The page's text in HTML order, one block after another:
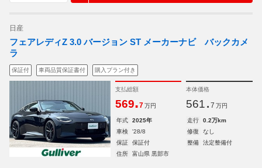
日産
フェアレディZ 3.0 バージョン ST メーカーナビ バックカメ
ラ
保証付 車両品質保証書付 購入プラン付き
支払総額
569.7 万円
本体価格
561. 7 万円
年式 2025年 走行
0.2万km
車検
'28/8 修復
なし
保証
保証付 整備
法定整備付
住所
富山県 黒部市